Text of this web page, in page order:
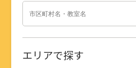
エリアで探す